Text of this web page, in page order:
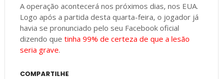
A operação acontecerá nos próximos dias, nos EUA.
Logo após a partida desta quarta-feira, o jogador já
havia se pronunciado pelo seu Facebook oficial
dizendo que tinha 99% de certeza de que a lesão
seria grave.
COMPARTILHE